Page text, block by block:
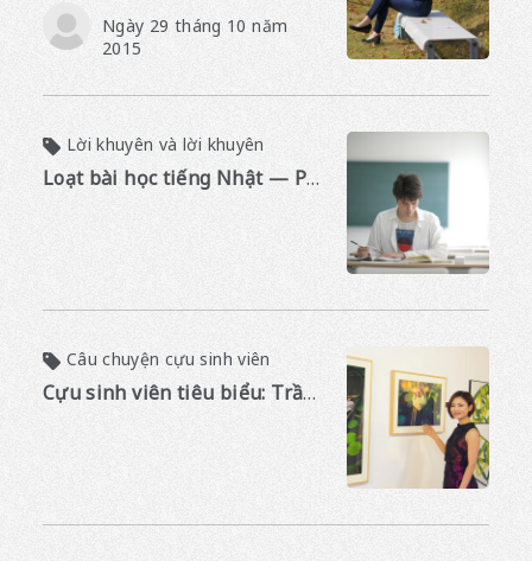
Ngày 29 tháng 10 năm
2015
Lời khuyên và lời khuyên
Loạt bài học tiếng Nhật — Phần 1: Bắt đầu
Câu chuyện cựu sinh viên
Cựu sinh viên tiêu biểu: Trần Việt Hà